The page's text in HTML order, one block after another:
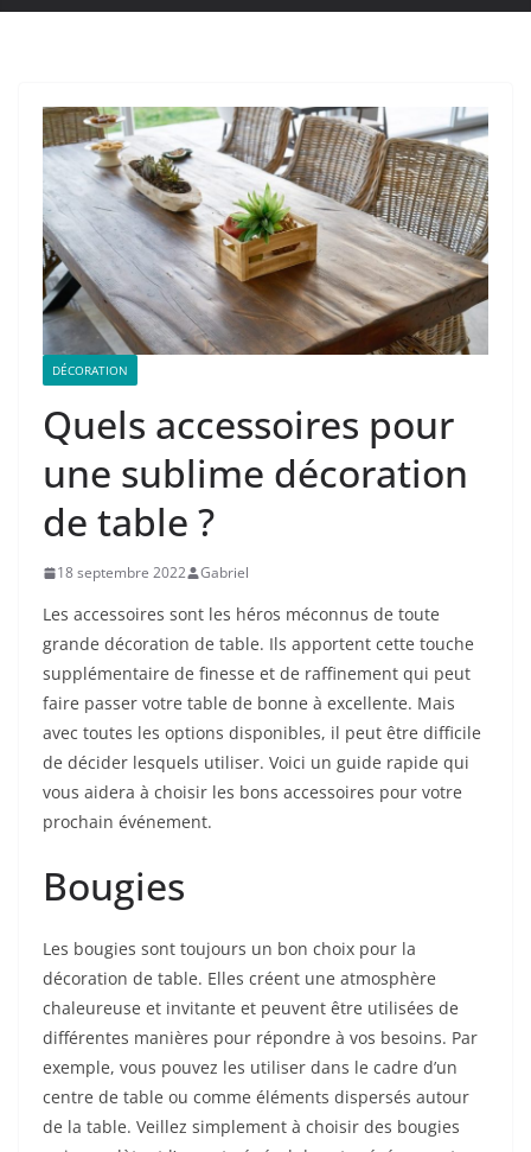
DÉCORATION
Quels accessoires pour
une sublime décoration
de table ?
18 septembre 2022 Gabriel
Les accessoires sont les héros méconnus de toute
grande décoration de table. Ils apportent cette touche
supplémentaire de finesse et de raffinement qui peut
faire passer votre table de bonne à excellente. Mais
avec toutes les options disponibles, il peut être difficile
de décider lesquels utiliser. Voici un guide rapide qui
vous aidera à choisir les bons accessoires pour votre
prochain événement.
Bougies
Les bougies sont toujours un bon choix pour la
décoration de table. Elles créent une atmosphère
chaleureuse et invitante et peuvent être utilisées de
différentes manières pour répondre à vos besoins. Par
exemple, vous pouvez les utiliser dans le cadre d’un
centre de table ou comme éléments dispersés autour
de la table. Veillez simplement à choisir des bougies